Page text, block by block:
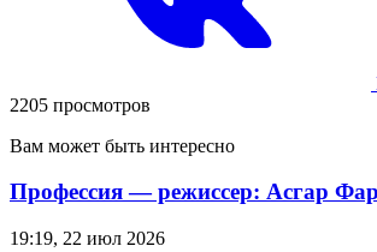
2205 просмотров
Вам может быть интересно
Профессия — режиссер: Асгар
19:19, 22 июл 2026